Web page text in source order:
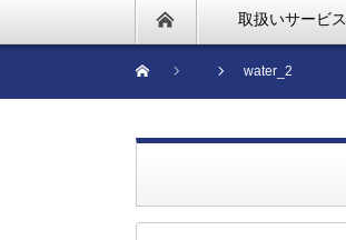
取扱いサービス
water_2